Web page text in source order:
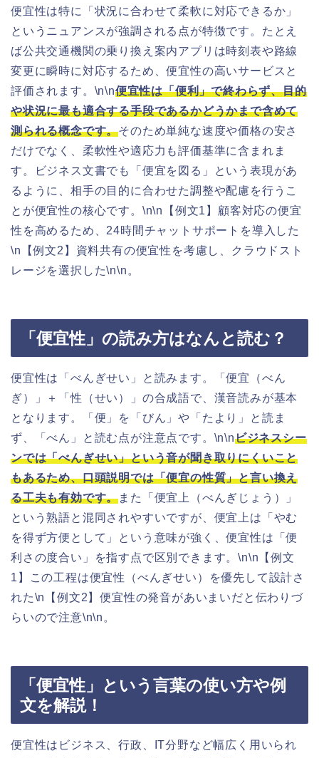
便宜性は特に「状況に合わせて柔軟に対応できるか」
というニュアンスが強調される点が特徴です。たとえ
ば公共交通機関の乗り換え案内アプリは時刻表や路線
変更に瞬時に対応するため、便宜性の高いサービスと
評価されます。\n\n便宜性は「便利」で終わらず、目的
や状況に最も適合する手段であるかどうかまで含めて
測られる概念です。そのため単純な速度や価格の安さ
だけでなく、柔軟性や適応力も評価基準に含まれま
す。ビジネス文書でも「便宜を図る」という表現があ
るように、相手の目的に合わせた調整や配慮を行うこ
とが便宜性の核心です。\n\n【例文1】顧客対応の便宜
性を高めるため、24時間チャットサポートを導入した
\n【例文2】資料共有の便宜性を考慮し、クラウドスト
レージを選択した\n\n。
「便宜性」の読み方はなんと読む？
便宜性は「べんぎせい」と読みます。「便宜（べん
ぎ）」＋「性（せい）」の合成語で、漢音読みが基本
となります。「便」を「びん」や「たより」と読ま
ず、「べん」と読む点が注意点です。\n\nビジネスシー
ンでは「べんぎせい」という音が聞き取りにくいこと
もあるため、口頭説明では「便宜の性質」と言い換え
る工夫も有効です。また「便宜上（べんぎじょう）」
という熟語と混同されやすいですが、便宜上は「やむ
を得ず方便として」という意味が強く、便宜性は「便
利さの度合い」を指す点で区別できます。\n\n【例文
1】この工程は便宜性（べんぎせい）を優先して設計さ
れた\n【例文2】便宜性の発音があいまいだと伝わりづ
らいので注意\n\n。
「便宜性」という言葉の使い方や例
文を解説！
便宜性はビジネス、行政、IT分野など幅広く用いられ